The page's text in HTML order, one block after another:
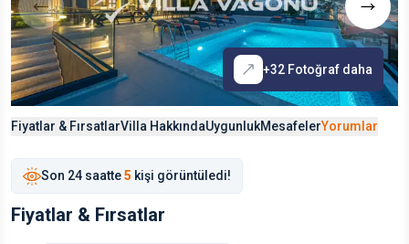
+32 Fotoğraf daha
Fiyatlar & FırsatlarVilla HakkındaUygunlukMesafelerYorumlar
Son 24 saatte5 kişi görüntüledi!
Fiyatlar & Fırsatlar